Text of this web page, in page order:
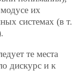
их
системах (в т.
те места
дискурс и к